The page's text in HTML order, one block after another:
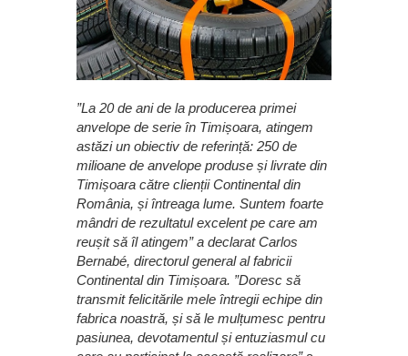
”La 20 de ani de la producerea primei
anvelope de serie în Timișoara, atingem
astăzi un obiectiv de referință: 250 de
milioane de anvelope produse și livrate din
Timișoara către clienții Continental din
România, și întreaga lume. Suntem foarte
mândri de rezultatul excelent pe care am
reușit să îl atingem” a declarat Carlos
Bernabé, directorul general al fabricii
Continental din Timișoara. ”Doresc să
transmit felicitările mele întregii echipe din
fabrica noastră, și să le mulțumesc pentru
pasiunea, devotamentul și entuziasmul cu